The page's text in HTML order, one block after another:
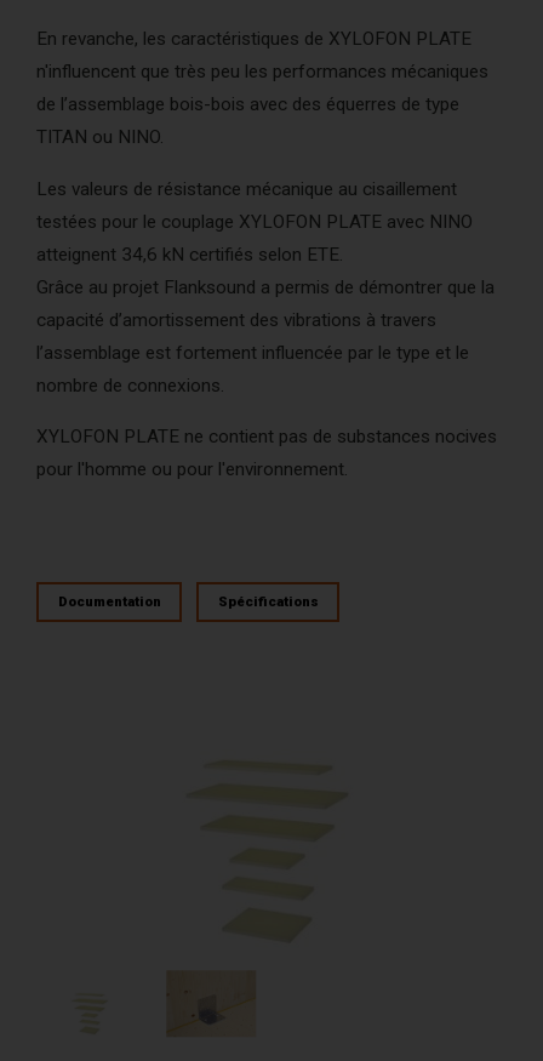
En revanche, les caractéristiques de XYLOFON PLATE
n'influencent que très peu les performances mécaniques
de l’assemblage bois-bois avec des équerres de type
TITAN ou NINO.
Les valeurs de résistance mécanique au cisaillement
testées pour le couplage XYLOFON PLATE avec NINO
atteignent 34,6 kN certifiés selon ETE.
Grâce au projet Flanksound a permis de démontrer que la
capacité d’amortissement des vibrations à travers
l’assemblage est fortement influencée par le type et le
nombre de connexions.
XYLOFON PLATE ne contient pas de substances nocives
pour l'homme ou pour l'environnement.
Documentation Spécifications